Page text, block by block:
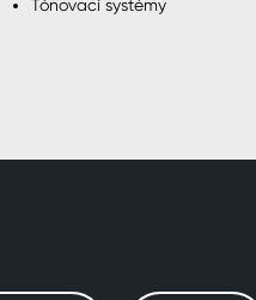
Tónovací systémy